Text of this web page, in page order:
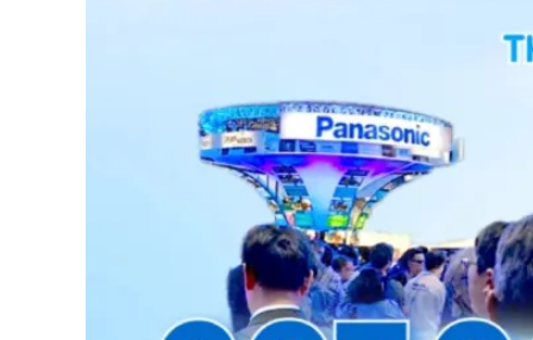
Be the first to